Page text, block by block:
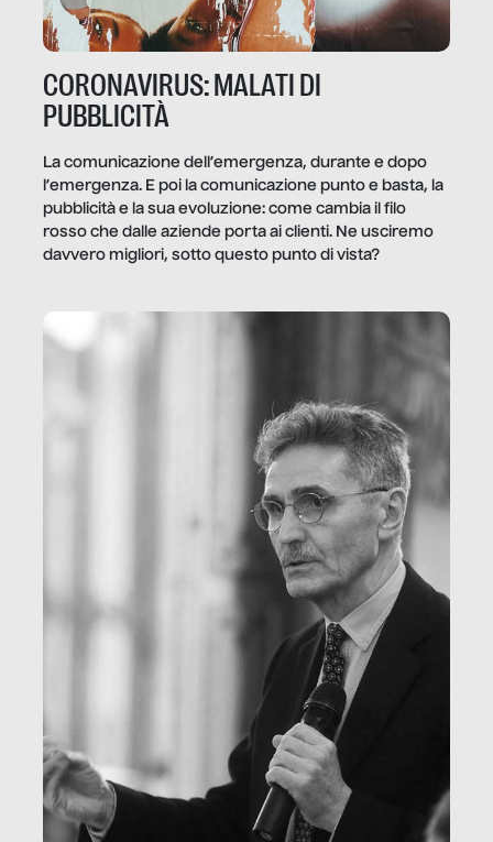
CORONAVIRUS: MALATI DI
PUBBLICITÀ
La comunicazione dell’emergenza, durante e dopo
l’emergenza. E poi la comunicazione punto e basta, la
pubblicità e la sua evoluzione: come cambia il filo
rosso che dalle aziende porta ai clienti. Ne usciremo
davvero migliori, sotto questo punto di vista?